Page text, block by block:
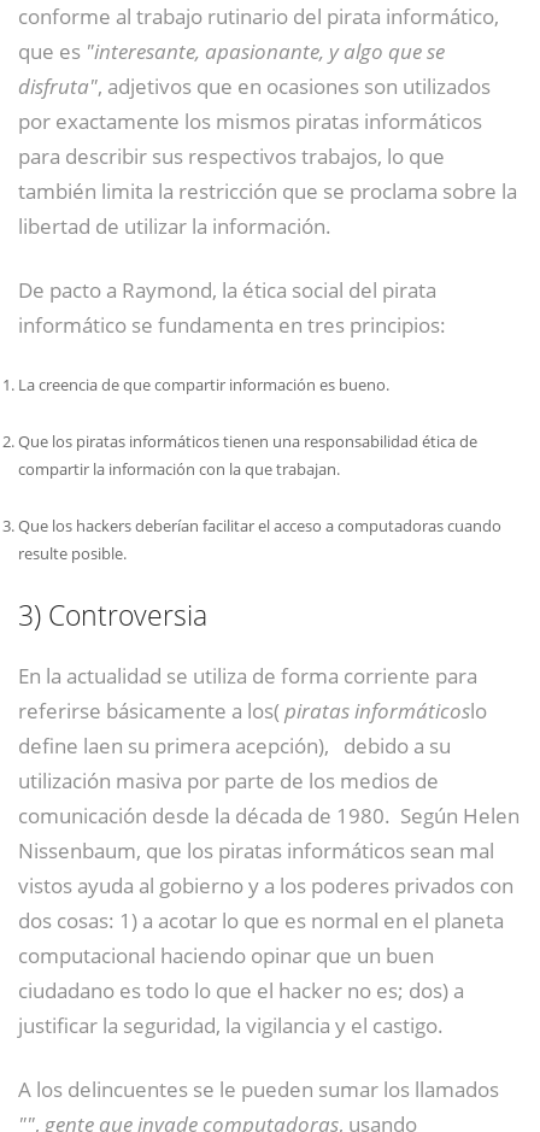
conforme al trabajo rutinario del pirata informático,
que es "interesante, apasionante, y algo que se
disfruta", adjetivos que en ocasiones son utilizados
por exactamente los mismos piratas informáticos
para describir sus respectivos trabajos, lo que
también limita la restricción que se proclama sobre la
libertad de utilizar la información.
De pacto a Raymond, la ética social del pirata
informático se fundamenta en tres principios:
La creencia de que compartir información es bueno.
Que los piratas informáticos tienen una responsabilidad ética de
compartir la información con la que trabajan.
Que los hackers deberían facilitar el acceso a computadoras cuando
resulte posible.
3) Controversia
En la actualidad se utiliza de forma corriente para
referirse básicamente a los(piratas informáticoslo
define laen su primera acepción), ​ debido a su
utilización masiva por parte de los medios de
comunicación desde la década de 1980. ​ Según Helen
Nissenbaum, que los piratas informáticos sean mal
vistos ayuda al gobierno y a los poderes privados con
dos cosas: 1) a acotar lo que es normal en el planeta
computacional haciendo opinar que un buen
ciudadano es todo lo que el hacker no es; dos) a
justificar la seguridad, la vigilancia y el castigo.
A los delincuentes se le pueden sumar los llamados
"", gente que invade computadoras, usando